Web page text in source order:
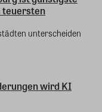
teuersten
unterscheiden
wird KI